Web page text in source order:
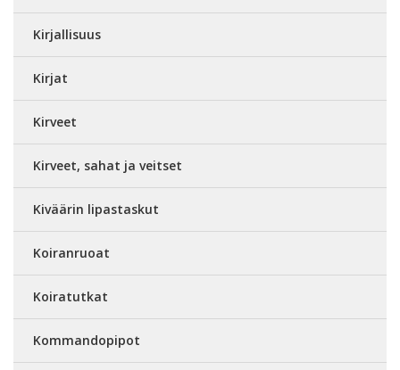
Kirjallisuus
Kirjat
Kirveet
Kirveet, sahat ja veitset
Kiväärin lipastaskut
Koiranruoat
Koiratutkat
Kommandopipot